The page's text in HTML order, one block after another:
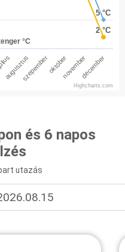
2 °C
2 °C
5 °C
5 °C
°C
augusztusszepemberoktóbernovemberdecember
Highcharts.com
és 6 napos
utazás